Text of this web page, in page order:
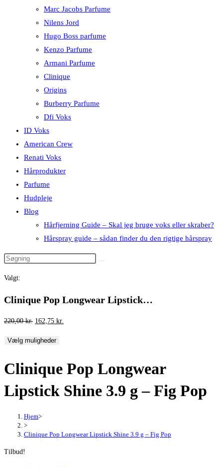
Marc Jacobs Parfume
Nilens Jord
Hugo Boss parfume
Kenzo Parfume
Armani Parfume
Clinique
Origins
Burberry Parfume
Dfi Voks
ID Voks
American Crew
Renati Voks
Hårprodukter
Parfume
Hudpleje
Blog
Hårfjerning Guide – Skal jeg bruge voks eller skraber?
Hårspray guide – sådan finder du den rigtige hårspray
Valgt:
Clinique Pop Longwear Lipstick…
220,00kr. Den
pris
220,00 kr..
162,75 kr.
162,75 kr..
Vælg muligheder
Clinique Pop Longwear
Lipstick Shine 3.9 g – Fig Pop
Hjem>
>
Clinique Pop Longwear Lipstick Shine 3.9 g – Fig Pop
Tilbud!